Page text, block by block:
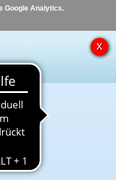
Google Analytics.